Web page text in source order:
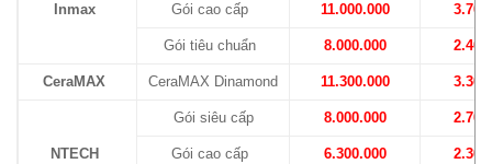
Inmax Gói cao cấp 11.000.000
Gói tiêu chuẩn 8.000.000
CeraMAX CeraMAX Dinamond 11.300.000
NTECH
Gói siêu cấp 8.000.000
Gói cao cấp 6.300.000